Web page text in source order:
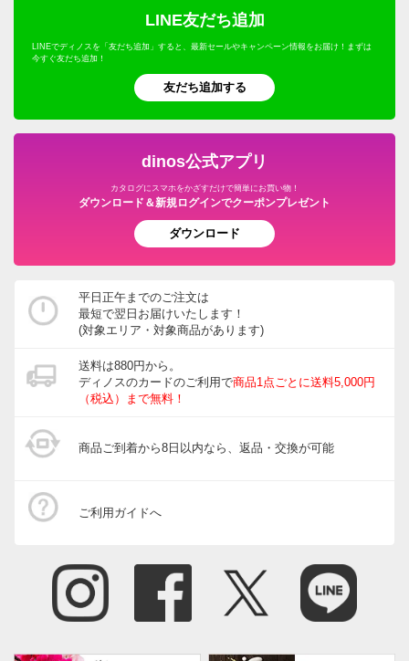
LINE友だち追加
LINEでディノスを「友だち追加」すると、最新セールやキャンペーン情報をお届け！まずは
今すぐ友だち追加！
友だち追加する
dinos公式アプリ
カタログにスマホをかざすだけで簡単にお買い物！
ダウンロード＆新規ログインでクーポンプレゼント
ダウンロード
平日正午までのご注文は
最短で翌日お届けいたします！
(対象エリア・対象商品があります)
送料は880円から。
ディノスのカードのご利用で商品1点ごとに送料5,000円
（税込）まで無料！
商品ご到着から8日以内なら、返品・交換が可能
ご利用ガイドへ